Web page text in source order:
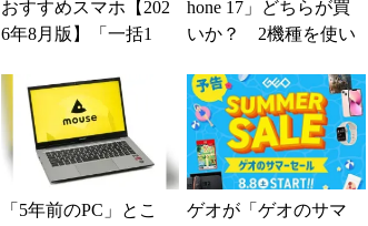
おすすめスマホ【202
6年8月版】「一括1
得なiPhone／...
hone 17」どちらが買
いか？ 2機種を使い
ッ...
「5年前のPC」とこ
ゲオが「ゲオのサマ